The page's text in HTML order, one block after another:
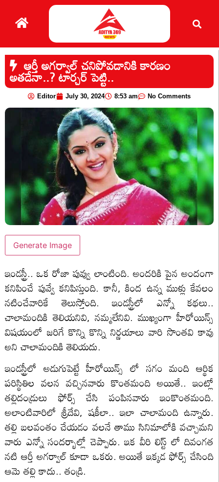
ఆర్తీ అగర్వాల్ చనిపోవడానికి కారణం
అతడేనా..? టార్చర్ పెట్టి..
Editor July 30, 2024 8:53 am No Comments
Generate Image
ఇండస్ట్రీ.. ఒక రోజా పువ్వు లాంటింది. అందరికి పైన అందంగా
కనిపించే పువ్వే కనిపిస్తుంది. కానీ, కింద ఉన్న ముళ్లు కేవలం
నటించేవారికే తెలుస్తోంది. ఇండస్ట్రీలో ఎన్నో కథలు..
చాలామందికి తెలియనివి, నమ్మలేనివి. ముఖ్యంగా హీరోయిన్స్
విషయంలో జరిగే కొన్ని కొన్ని నిర్ణయాలు వారి సొంతవి కావు
అని చాలామందికి తెలియదు.
ఇండస్ట్రీలో అడుగుపెట్టే హీరోయిన్స్ లో సగం మంది ఆర్థిక
పరిస్థితిల వలన వచ్చినవారు కొంతమంది అయితే.. ఇంట్లో
తల్లిదండ్రులు ఫోర్స్ చేసి పంపినవారు ఇంకొంతమంది.
అలాంటివారిలో శ్రీదేవి, షకీలా.. ఇలా చాలామంది ఉన్నారు.
తల్లి బలవంతం చేయడం వలనే తాము సినిమాలోకి వచ్చామని
వారు ఎన్నో సందర్భాల్లో చెప్పారు. ఇక వీరి లిస్ట్ లో దివంగత
నటి ఆర్తీ అగర్వాల్ కూడా ఒకరు. అయితే ఇక్కడ ఫోర్స్ చేసింది
ఆమె తల్లి కాదు.. తండ్రి.